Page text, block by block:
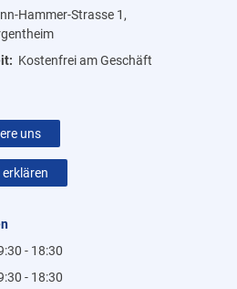
Hammer-Strasse 1,
Kostenfrei am Geschäft
uns
- 18:30
- 18:30